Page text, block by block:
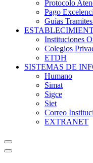
Protocolo
Pago
Guías
Instituciones
Colegios
ETDH
SISTEMAS DE
Humano
Simat
Sigce
Siet
Correo
EXTRANET